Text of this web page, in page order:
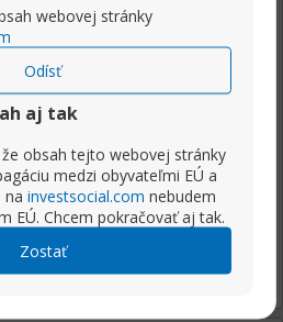
webovej stránky
Odísť
aj tak
obsah tejto webovej stránky
medzi obyvateľmi EÚ a
na investsocial.com nebudem
EÚ. Chcem pokračovať aj tak.
Zostať
počas rastúceho trendu
alebo klesajúceho trendu
Prvá sviečka by mala byť
ňou má nasledovať sviečka,
tela celkovo pohltí